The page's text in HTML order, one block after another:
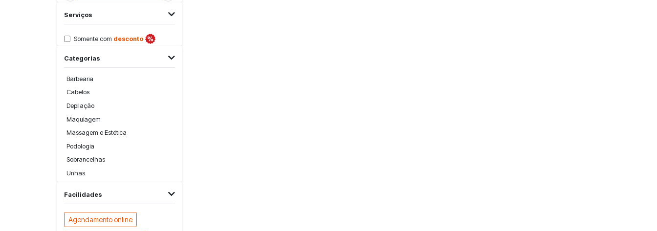
Serviços
Somente com desconto
Categorias
Barbearia
Cabelos
Depilação
Maquiagem
Massagem e Estética
Podologia
Sobrancelhas
Unhas
Facilidades
Agendamento online